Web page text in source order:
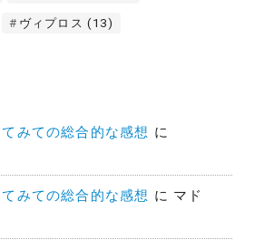
ヴィプロス (13)
みての総合的な感想 に
みての総合的な感想 に マド